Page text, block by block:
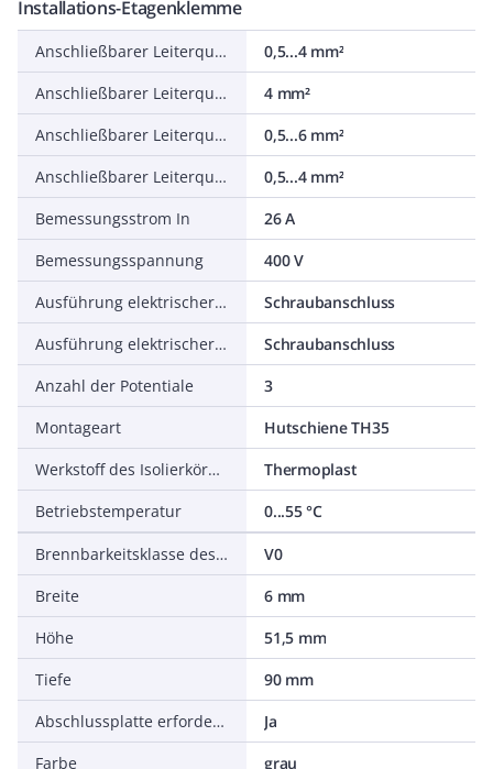
Installations-Etagenklemme
Anschließbarer Leiterquerschnitt feindrähtig ohne Aderendhülse
0,5...4 mm²
Anschließbarer Leiterquerschnitt feindrähtig mit Aderendhülse
4 mm²
Anschließbarer Leiterquerschnitt eindrähtig
0,5...6 mm²
Anschließbarer Leiterquerschnitt mehrdrähtig
0,5...4 mm²
Bemessungsstrom In
26 A
Bemessungsspannung
400 V
Ausführung elektrischer Anschluss 1
Schraubanschluss
Ausführung elektrischer Anschluss 2
Schraubanschluss
Anzahl der Potentiale
3
Montageart
Hutschiene TH35
Werkstoff des Isolierkörpers
Thermoplast
Betriebstemperatur
0...55 °C
Brennbarkeitsklasse des Isolierstoffs nach UL94
V0
Breite
6 mm
Höhe
51,5 mm
Tiefe
90 mm
Abschlussplatte erforderlich
Ja
Farbe
grau